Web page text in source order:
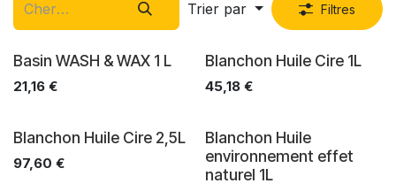
Trier par Filtres
Basin WASH & WAX 1 L
21,16 €
Blanchon Huile Cire 1L
45,18€
Blanchon Huile Cire 2,5L
97,60 €
Blanchon Huile
environnement effet
naturel 1L